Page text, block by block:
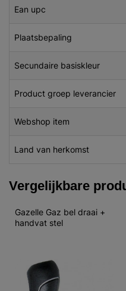
Ean upc
Plaatsbepaling
Secundaire basiskleur
Product groep leverancier
Webshop item
Land van herkomst
Vergelijkbare
Gazelle Gaz bel draai +
handvat stel